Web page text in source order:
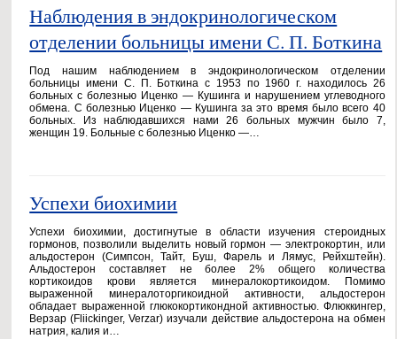
Наблюдения в эндокринологическом
отделении больницы имени С. П. Боткина
Под нашим наблюдением в эндокринологическом отделении
больницы имени С. П. Боткина с 1953 по 1960 г. находилось 26
больных с болезнью Иценко — Кушинга и нарушением углеводного
обмена. С болезнью Иценко — Кушинга за это время было всего 40
больных. Из наблюдавшихся нами 26 больных мужчин было 7,
женщин 19. Больные с болезнью Иценко —…
Успехи биохимии
Успехи биохимии, достигнутые в области изучения стероидных
гормонов, позволили выделить новый гормон — электрокортин, или
альдостерон (Симпсон, Тайт, Буш, Фарель и Лямус, Рейхштейн).
Альдостерон составляет не более 2% общего количества
кортикоидов крови является минералокортикоидом. Помимо
выраженной минералоторгикоидной активности, альдостерон
обладает выраженной глюкокортикондной активностью. Флюккингер,
Верзар (Fliickinger, Verzar) изучали действие альдостерона на обмен
натрия, калия и…